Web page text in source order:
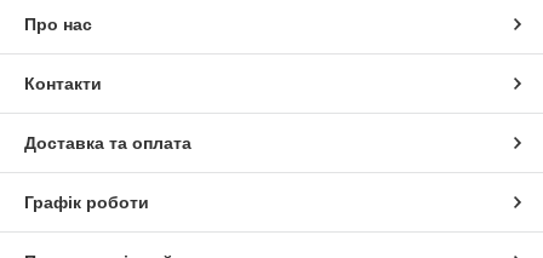
Про нас
Контакти
Доставка та оплата
Графік роботи